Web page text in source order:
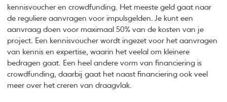
kennisvoucher en crowdfunding. Het meeste geld gaat naar
de reguliere aanvragen voor impulsgelden. Je kunt een
aanvraag doen voor maximaal 50% van de kosten van je
project. Een kennisvoucher wordt ingezet voor het aanvragen
van kennis en expertise, waarin het veelal om kleinere
bedragen gaat. Een heel andere vorm van financiering is
crowdfunding, daarbij gaat het naast financiering ook veel
meer over het creren van draagvlak.